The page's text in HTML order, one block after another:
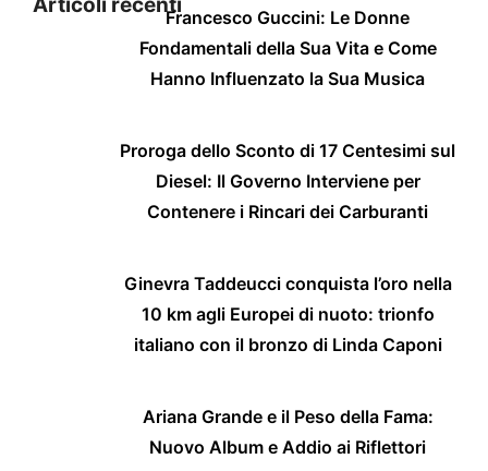
Francesco Guccini: Le Donne
Fondamentali della Sua Vita e Come
Hanno Influenzato la Sua Musica
Proroga dello Sconto di 17 Centesimi sul
Diesel: Il Governo Interviene per
Contenere i Rincari dei Carburanti
Ginevra Taddeucci conquista l’oro nella
10 km agli Europei di nuoto: trionfo
italiano con il bronzo di Linda Caponi
Ariana Grande e il Peso della Fama:
Nuovo Album e Addio ai Riflettori